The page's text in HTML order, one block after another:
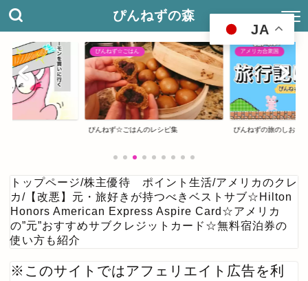
ぴんねずの森
ぴんねず☆ごはん
ぴんねず☆ごはんのレシピ集
アメリカ合衆国
ぴんねずの旅のしおり
トップページ/株主優待 ポイント生活/アメリカのクレ
カ/ 【改悪】元・旅好きが持つべきベストサブ☆Hilton
Honors American Express Aspire Card☆アメリカ
の”元”おすすめサブクレジットカード☆無料宿泊券の
使い方も紹介
※このサイトではアフェリエイト広告を利
JA